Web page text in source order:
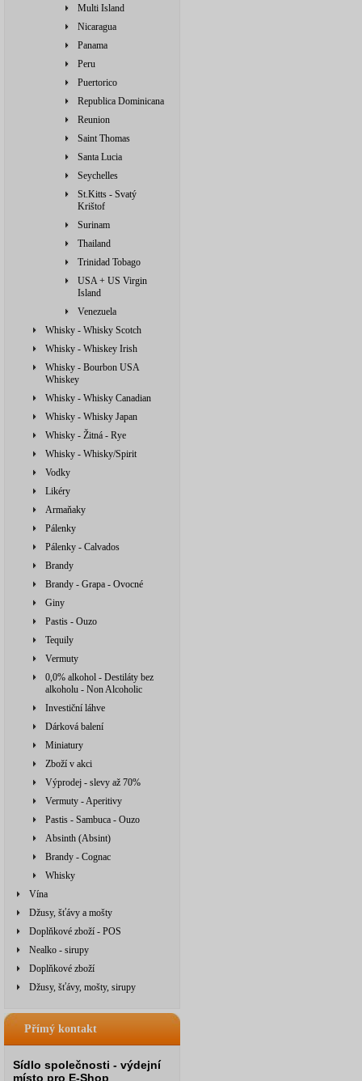
Multi Island
Nicaragua
Panama
Peru
Puertorico
Republica Dominicana
Reunion
Saint Thomas
Santa Lucia
Seychelles
St.Kitts - Svatý
Krištof
Surinam
Thailand
Trinidad Tobago
USA + US Virgin
Island
Venezuela
Whisky - Whisky Scotch
Whisky - Whiskey Irish
Whisky - Bourbon USA
Whiskey
Whisky - Whisky Canadian
Whisky - Whisky Japan
Whisky - Žitná - Rye
Whisky - Whisky/Spirit
Vodky
Likéry
Armaňaky
Pálenky
Pálenky - Calvados
Brandy
Brandy - Grapa - Ovocné
Giny
Pastis - Ouzo
Tequily
Vermuty
0,0% alkohol - Destiláty bez
alkoholu - Non Alcoholic
Investiční láhve
Dárková balení
Miniatury
Zboží v akci
Výprodej - slevy až 70%
Vermuty - Aperitivy
Pastis - Sambuca - Ouzo
Absinth (Absint)
Brandy - Cognac
Whisky
Vína
Džusy, šťávy a mošty
Doplňkové zboží - POS
Nealko - sirupy
Doplňkové zboží
Džusy, šťávy, mošty, sirupy
Přímý kontakt
Sídlo společnosti - výdejní
místo pro E-Shop